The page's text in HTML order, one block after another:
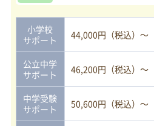
小学校
サポート
44,000円（税込）～
公立中学
サポート
46,200円（税込）～
中学受験
サポート
50,600円（税込）～